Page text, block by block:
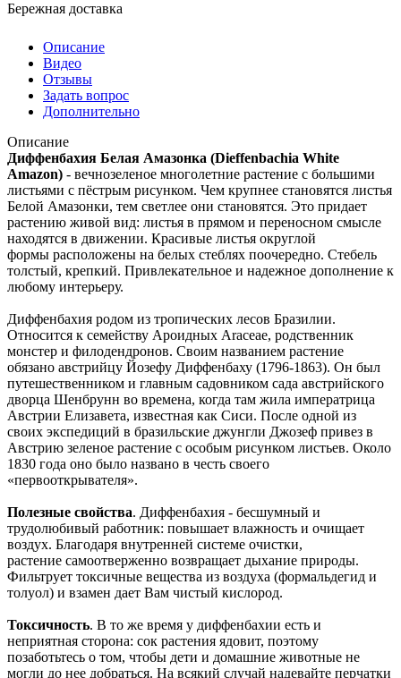
Бережная доставка
Описание
Видео
Отзывы
Задать вопрос
Дополнительно
Описание
Диффенбахия Белая Амазонка (Dieffenbachia White
Amazon) - вечнозеленое многолетние растение с большими
листьями с пёстрым рисунком. Чем крупнее становятся листья
Белой Амазонки, тем светлее они становятся. Это придает
растению живой вид: листья в прямом и переносном смысле
находятся в движении. Красивые листья округлой
формы расположены на белых стеблях поочередно. Стебель
толстый, крепкий. Привлекательное и надежное дополнение к
любому интерьеру.
Диффенбахия родом из тропических лесов Бразилии.
Относится к семейству Ароидных Araceae, родственник
монстер и филодендронов. Своим названием растение
обязано австрийцу Йозефу Диффенбаху (1796-1863). Он был
путешественником и главным садовником сада австрийского
дворца Шенбрунн во времена, когда там жила императрица
Австрии Елизавета, известная как Сиси. После одной из
своих экспедиций в бразильские джунгли Джозеф привез в
Австрию зеленое растение с особым рисунком листьев. Около
1830 года оно было названо в честь своего
«первооткрывателя».
Полезные свойства. Диффенбахия - бесшумный и
трудолюбивый работник: повышает влажность и очищает
воздух. Благодаря внутренней системе очистки,
растение самоотверженно возвращает дыхание природы.
Фильтрует токсичные вещества из воздуха (формальдегид и
толуол) и взамен дает Вам чистый кислород.
Токсичность. В то же время у диффенбахии есть и
неприятная сторона: сок растения ядовит, поэтому
позаботьтесь о том, чтобы дети и домашние животные не
могли до нее добраться. На всякий случай надевайте перчатки